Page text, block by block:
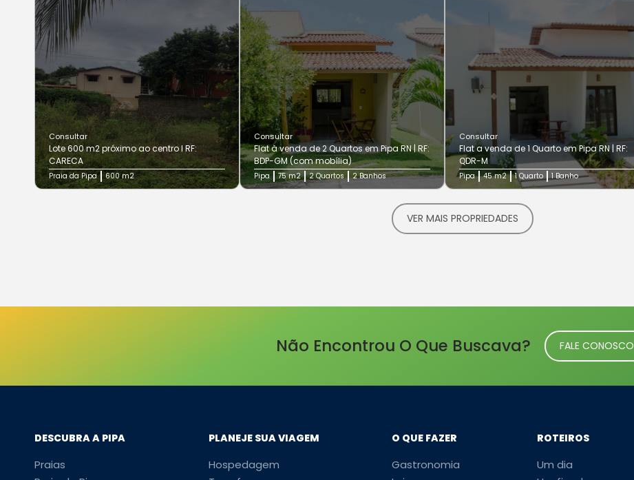
Consultar
Lote 600 m2 próximo ao centro I RF:
CARECA
Praia da Pipa 600 m2
Consultar
Flat à venda de 2 Quartos em Pipa RN | RF:
BDP-GM (com mobília)
Pipa 75 m2 2 Quartos 2 Banhos
Consultar
Flat a venda de 1 Quarto em Pipa RN | RF:
QDR-M
Pipa 45 m2 1 Quarto 1 Banho
VER MAIS PROPRIEDADES
Não Encontrou O Que Buscava? FALE CONOSCO
DESCUBRA A PIPA
Praias
PLANEJE SUA VIAGEM
Hospedagem
O QUE FAZER
Gastronomia
ROTEIROS
Um dia